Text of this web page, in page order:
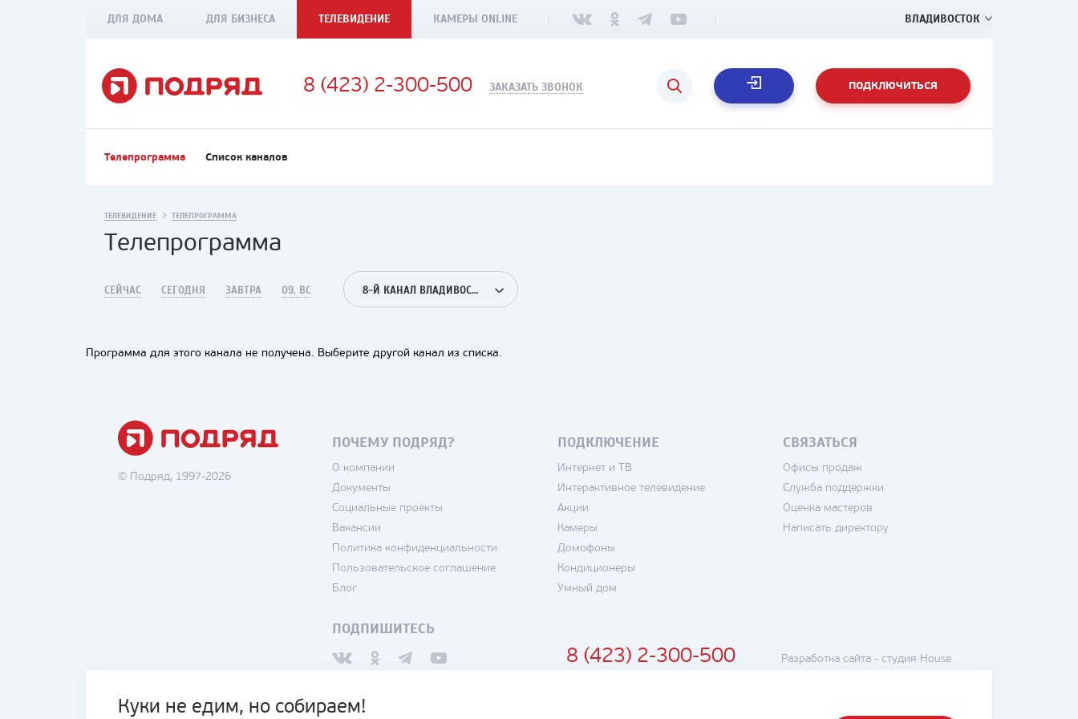
ДЛЯ ДОМА ДЛЯ БИЗНЕСА ТЕЛЕВИДЕНИЕ КАМЕРЫ ONLINE ВЛАДИВОСТОК
8 (423) 2-300-500 ЗАКАЗАТЬ ЗВОНОК ПОДКЛЮЧИТЬСЯ
Телепрограмма Список каналов
Куки не едим, но собираем!
ТЕЛЕВИДЕНИЕ ТЕЛЕПРОГРАММА
Телепрограмма
СЕЙЧАС СЕГОДНЯ ЗАВТРА 09, ВС 8-Й КАНАЛ ВЛАДИВОСТОК
Программа для этого канала не получена. Выберите другой канал из списка.
© Подряд, 1997-2026
ПОЧЕМУ ПОДРЯД?
О компании
Документы
Социальные проекты
Вакансии
Политика конфиденциальности
Пользовательское соглашение
Блог
ПОДКЛЮЧЕНИЕ
Интернет и ТВ
Интерактивное телевидение
Акции
Камеры
Домофоны
Кондиционеры
Умный дом
СВЯЗАТЬСЯ
Офисы продаж
Служба поддержки
Оценка мастеров
Написать директору
ПОДПИШИТЕСЬ
8 (423) 2-300-500 Разработка сайта - студия House